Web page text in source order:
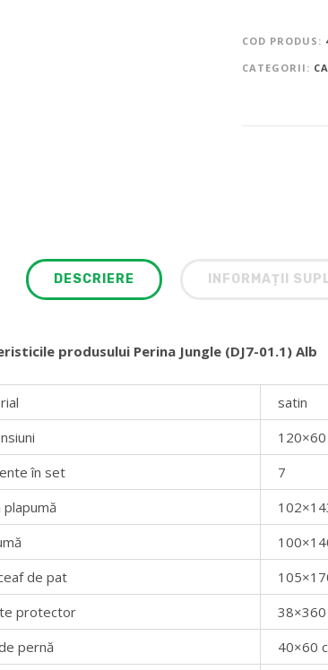
COD PRODUS:
CATEGORII:
DESCRIERE INFORMAȚII
produsuluiPerina Jungle (DJ7-01.1) Alb
satin
120×60
în set
7
plapumă
de pat
protector
38×360
pernă
40×60